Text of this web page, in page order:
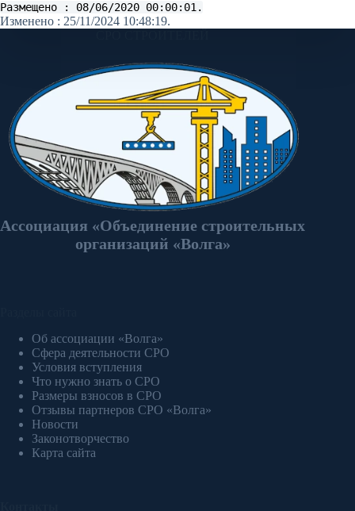
Размещено : 08/06/2020 00:00:01.
Изменено : 25/11/2024 10:48:19.
Ассоциация «Объединение строительных
организаций «Волга»
Об ассоциации «Волга»
Сфера деятельности СРО
Условия вступления
Что нужно знать о СРО
Размеры взносов в СРО
Отзывы партнеров СРО «Волга»
Новости
Законотворчество
Карта сайта